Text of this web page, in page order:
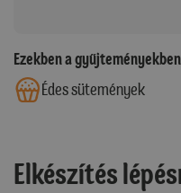
Ezekben a
Édes sütemények
Elkészítés